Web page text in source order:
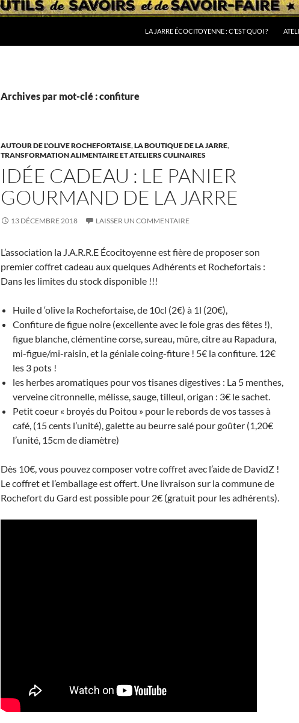
LA JARRE ÉCOCITOYENNE : C’EST QUOI ?
Archives par mot-clé : confiture
AUTOUR DE L'OLIVE ROCHEFORTAISE,LA BOUTIQUE DE LA JARRE,
TRANSFORMATION ALIMENTAIRE ET ATELIERS CULINAIRES
IDÉE CADEAU : LE PANIER
GOURMAND DE LA JARRE
13 DÉCEMBRE 2018 LAISSER UN COMMENTAIRE
L’association la J.A.R.R.E Écocitoyenne est fière de proposer son
premier coffret cadeau aux quelques Adhérents et Rochefortais :
Dans les limites du stock disponible !!!
Huile d ‘olive la Rochefortaise, de 10cl (2€) à 1l (20€),
Confiture de figue noire (excellente avec le foie gras des fêtes !),
figue blanche, clémentine corse, sureau, mûre, citre au Rapadura,
mi-figue/mi-raisin, et la géniale coing-fiture ! 5€ la confiture. 12€
les 3 pots !
les herbes aromatiques pour vos tisanes digestives : La 5 menthes,
verveine citronnelle, mélisse, sauge, tilleul, origan : 3€ le sachet.
Petit coeur « broyés du Poitou » pour le rebords de vos tasses à
café, (15 cents l’unité), galette au beurre salé pour goûter (1,20€
l’unité, 15cm de diamètre)
Dès 10€, vous pouvez composer votre coffret avec l’aide de DavidZ !
Le coffret et l’emballage est offert. Une livraison sur la commune de
Rochefort du Gard est possible pour 2€ (gratuit pour les adhérents).